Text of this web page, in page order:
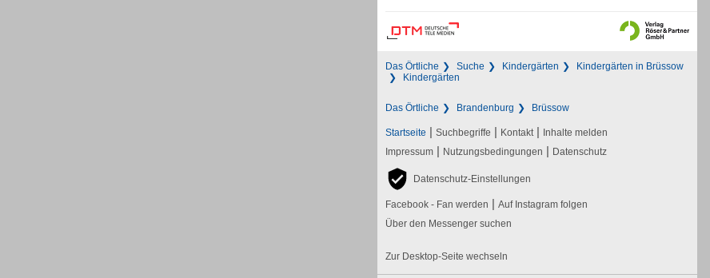
Das Örtliche Suche Kindergärten
Kindergärten in Brüssow
Kindergärten
Das Örtliche Brandenburg Brüssow
Startseite | Suchbegriffe | Kontakt | Inhalte melden
Impressum | Nutzungsbedingungen | Datenschutz
Datenschutz-Einstellungen
Facebook - Fan werden | Auf Instagram folgen
Über den Messenger suchen
Zur Desktop-Seite wechseln